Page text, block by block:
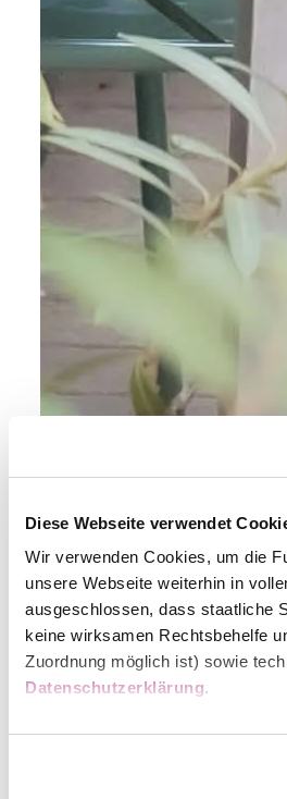
Diese Webseite verwendet
Wir verwenden Cookies, um die
unsere Webseite weiterhin in
ausgeschlossen, dass staatliche
keine wirksamen Rechtsbehelfe
Zuordnung möglich ist) sowie
Datenschutzerklärung.